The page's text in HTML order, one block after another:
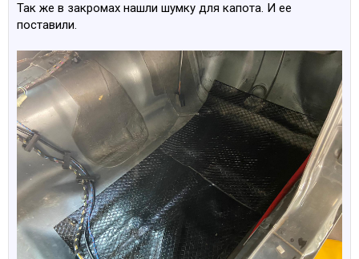
Так же в закромах нашли шумку для капота. И ее
поставили.